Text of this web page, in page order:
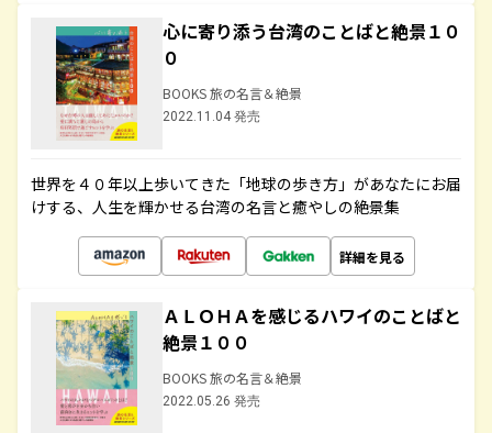
心に寄り添う台湾のことばと絶景１０
０
BOOKS 旅の名言＆絶景
2022.11.04 発売
世界を４０年以上歩いてきた「地球の歩き方」があなたにお届
けする、人生を輝かせる台湾の名言と癒やしの絶景集
詳細を見る
ＡＬＯＨＡを感じるハワイのことばと
絶景１００
BOOKS 旅の名言＆絶景
2022.05.26 発売